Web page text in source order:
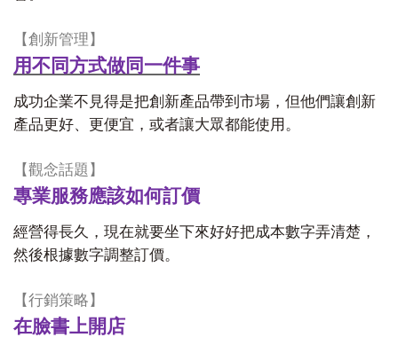
【創新管理】
用不同方式做同一件事
成功企業不見得是把創新產品帶到市場，但他們讓創新
產品更好、更便宜，或者讓大眾都能使用。
【觀念話題】
專業服務應該如何訂價
經營得長久，現在就要坐下來好好把成本數字弄清楚，
然後根據數字調整訂價。
【行銷策略】
在臉書上開店